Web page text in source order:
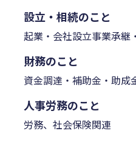
設立・相続のこと
起業・会社設立事業承継
財務のこと
資金調達・補助金・助成
人事労務のこと
労務、社会保険関連